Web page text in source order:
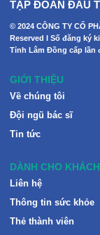
TẬP ĐOÀN ĐẦU
© 2024 CÔNG TY CỔ
Reserved I Số đăng ký
Tỉnh Lâm Đồng cấp lần
GIỚI THIỆU
Về chúng tôi
Đội ngũ bác sĩ
Tin tức
DÀNH CHO
Liên hệ
Thông tin sức khỏe
Thẻ thành viên